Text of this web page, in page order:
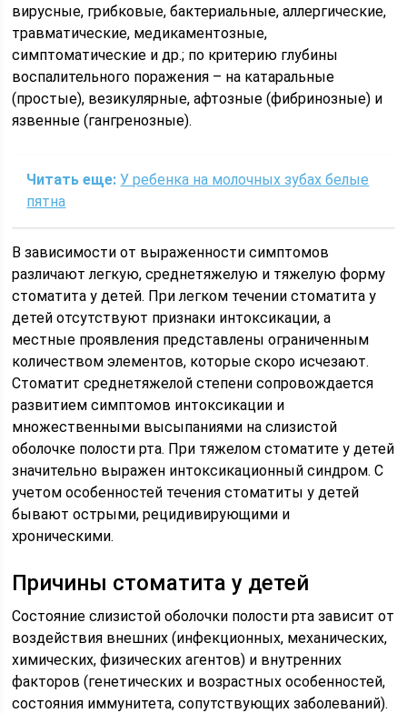
вирусные, грибковые, бактериальные, аллергические,
травматические, медикаментозные,
симптоматические и др.; по критерию глубины
воспалительного поражения – на катаральные
(простые), везикулярные, афтозные (фибринозные) и
язвенные (гангренозные).
Читать еще: У ребенка на молочных зубах белые
пятна
В зависимости от выраженности симптомов
различают легкую, среднетяжелую и тяжелую форму
стоматита у детей. При легком течении стоматита у
детей отсутствуют признаки интоксикации, а
местные проявления представлены ограниченным
количеством элементов, которые скоро исчезают.
Стоматит среднетяжелой степени сопровождается
развитием симптомов интоксикации и
множественными высыпаниями на слизистой
оболочке полости рта. При тяжелом стоматите у детей
значительно выражен интоксикационный синдром. С
учетом особенностей течения стоматиты у детей
бывают острыми, рецидивирующими и
хроническими.
Причины стоматита у детей
Состояние слизистой оболочки полости рта зависит от
воздействия внешних (инфекционных, механических,
химических, физических агентов) и внутренних
факторов (генетических и возрастных особенностей,
состояния иммунитета, сопутствующих заболеваний).